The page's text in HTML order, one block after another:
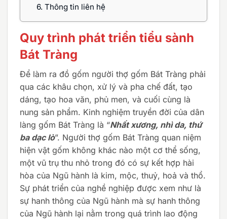
6. Thông tin liên hệ
Quy trình phát triển tiểu sành
Bát Tràng
Để làm ra đồ gốm người thợ gốm Bát Tràng phải
qua các khâu chọn, xử lý và pha chế đất, tạo
dáng, tạo hoa văn, phủ men, và cuối cùng là
nung sản phẩm. Kinh nghiệm truyền đời của dân
làng gốm Bát Tràng là “Nhất xương, nhì da, thứ
ba dạc lò”. Người thợ gốm Bát Tràng quan niệm
hiện vật gốm không khác nào một cơ thể sống,
một vũ trụ thu nhỏ trong đó có sự kết hợp hài
hòa của Ngũ hành là kim, mộc, thuỷ, hoả và thổ.
Sự phát triển của nghề nghiệp được xem như là
sự hanh thông của Ngũ hành mà sự hanh thông
của Ngũ hành lại nằm trong quá trình lao động